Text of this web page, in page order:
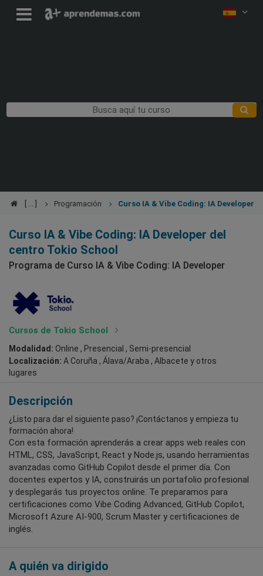
Programación Curso IA & Vibe Coding: IA Developer
Curso IA & Vibe Coding: IA Developer del
centro Tokio School
Programa de Curso IA & Vibe Coding: IA Developer
Cursos de Tokio School
Modalidad: Online , Presencial , Semi-presencial
Localización: A Coruña , Álava/Araba , Albacete y otros
lugares
Descripción
¿Listo para dar el siguiente paso? ¡Contáctanos y empieza tu
formación ahora!
Con esta formación aprenderás a crear apps web reales con
HTML, CSS, JavaScript, React y Node.js, usando herramientas
avanzadas como GitHub Copilot desde el primer día. Con
docentes expertos y IA, construirás un portafolio profesional
y desplegarás tus proyectos online. Te preparamos para
certificaciones como Vibe Coding Advanced, GitHub Copilot,
Microsoft Azure AI-900, Scrum Master y certificaciones de
inglés.
A quién va dirigido